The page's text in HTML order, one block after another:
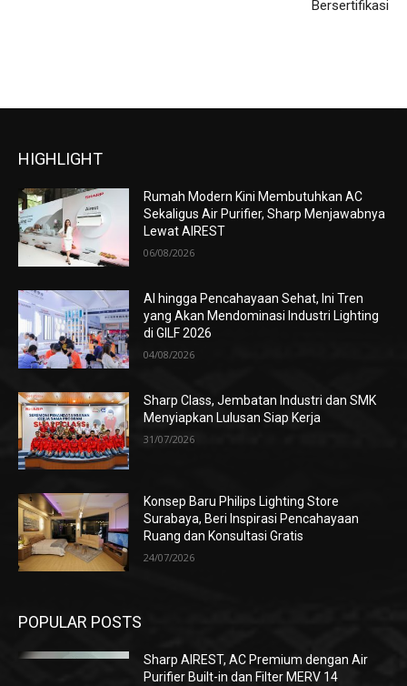
Bersertifikasi
HIGHLIGHT
Rumah Modern Kini Membutuhkan AC
Sekaligus Air Purifier, Sharp Menjawabnya
Lewat AIREST
06/08/2026
AI hingga Pencahayaan Sehat, Ini Tren
yang Akan Mendominasi Industri Lighting
di GILF 2026
04/08/2026
Sharp Class, Jembatan Industri dan SMK
Menyiapkan Lulusan Siap Kerja
31/07/2026
Konsep Baru Philips Lighting Store
Surabaya, Beri Inspirasi Pencahayaan
Ruang dan Konsultasi Gratis
24/07/2026
POPULAR POSTS
Sharp AIREST, AC Premium dengan Air
Purifier Built-in dan Filter MERV 14